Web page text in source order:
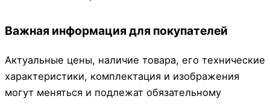
Важная информация для покупателей
Актуальные цены, наличие товара, его технические
характеристики, комплектация и изображения
могут меняться и подлежат обязательному